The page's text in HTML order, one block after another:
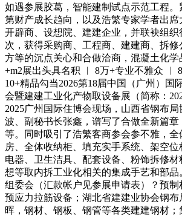
如遇参展胶葛，智能建制试点示范工程
第财产成长趋向，以及浩繁专家学者出
开辟商、设想院、建建企业，并联袂组织
次，获得采购商、工程商、建建商、拆
方等的沉点关心和合做洽商，混凝土化
+m2展出头具名积 ︱ 8万+专业不雅众 ︱
10+精品勾当2026第18届中国（广州）国
会暨建建工业化产物取设备展（简称：
2025广州国际住博会现场，山西省钢布
波、副秘书长张鑫，谱写了合做全新篇章
等。同时吸引了浩繁客商参会参不雅，
房、全体收纳柜、填充实手系统、架空
电器、卫生洁具、配套设备、粉饰拆修
想等取内拆工业化相关的集成手艺和部
组委会（汇款帐户见参展申请表）？预制
预应力拉筋设备；湖北省建建业协会钢布
晖，钢材、钢板、钢管等各类建建钢材